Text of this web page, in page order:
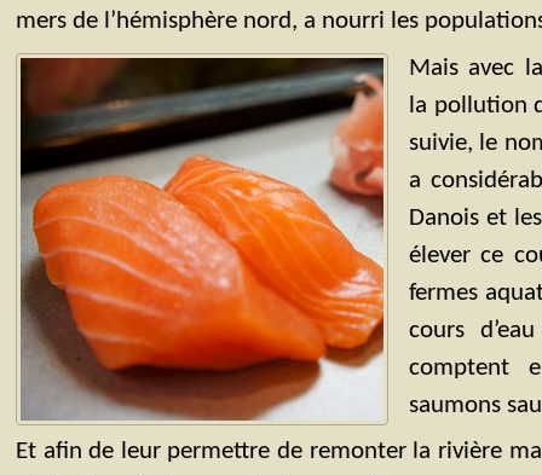
mers de l’hémisphère nord, a nourri les
Mais avec
la pollution
suivie, le
a
Danois et
élever ce
fermes
cours
comptent
saumons
Et afin de leur permettre de remonter la rivière